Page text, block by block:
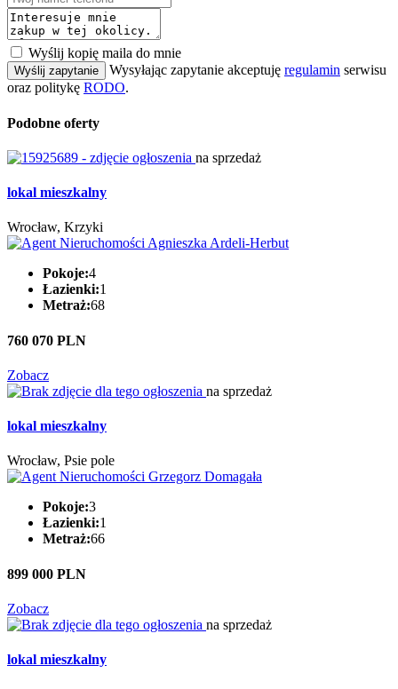
Wyślij kopię maila do mnie
Wyślij zapytanie Wysyłając zapytanie akceptuję regulamin serwisu
oraz politykę RODO.
Podobne oferty
na sprzedaż
lokal mieszkalny
Wrocław, Krzyki
Pokoje:4
Łazienki:1
Metraż:68
760 070 PLN
Zobacz
na sprzedaż
lokal mieszkalny
Wrocław, Psie pole
Pokoje:3
Łazienki:1
Metraż:66
899 000 PLN
Zobacz
na sprzedaż
lokal mieszkalny